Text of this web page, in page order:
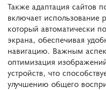
Также адаптация сайтов
включает использование
который автоматически
экрана, обеспечивая
навигацию. Важным
оптимизация
устройств, что
улучшению общего